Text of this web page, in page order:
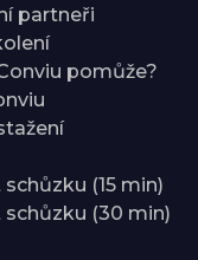
partneři
pomůže?
(15 min)
schůzku (30 min)